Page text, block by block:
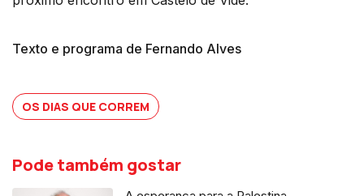
Texto e programa de Fernando Alves
OS DIAS QUE CORREM
Pode também gostar